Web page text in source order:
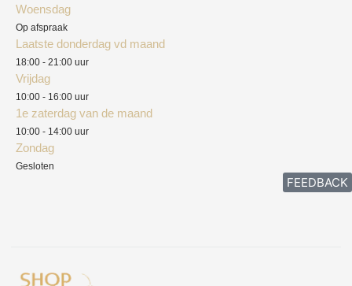
Woensdag
Op afspraak
Laatste donderdag vd maand
18:00 - 21:00 uur
Vrijdag
10:00 - 16:00 uur
1e zaterdag van de maand
10:00 - 14:00 uur
Zondag
Gesloten
FEEDBACK